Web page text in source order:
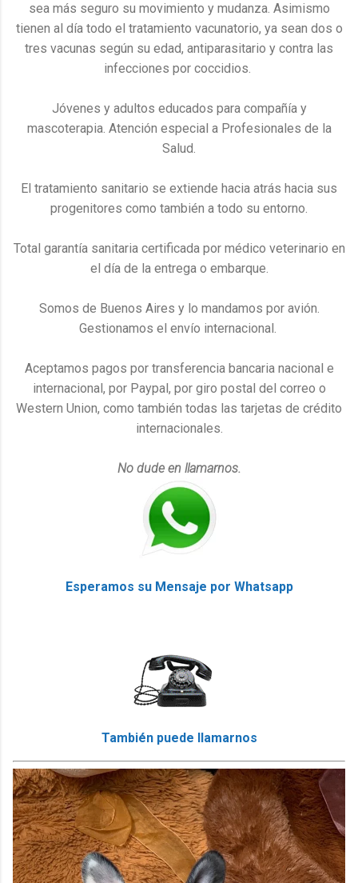
sea más seguro su movimiento y mudanza. Asimismo
tienen al día todo el tratamiento vacunatorio, ya sean dos o
tres vacunas según su edad, antiparasitario y contra las
infecciones por coccidios.
Jóvenes y adultos educados para compañía y
mascoterapia. Atención especial a Profesionales de la
Salud.
El tratamiento sanitario se extiende hacia atrás hacia sus
progenitores como también a todo su entorno.
Total garantía sanitaria certificada por médico veterinario en
el día de la entrega o embarque.
Somos de Buenos Aires y lo mandamos por avión.
Gestionamos el envío internacional.
Aceptamos pagos por transferencia bancaria nacional e
internacional, por Paypal, por giro postal del correo o
Western Union, como también todas las tarjetas de crédito
internacionales.
No dude en llamarnos.
Esperamos su Mensaje por Whatsapp
También puede llamarnos